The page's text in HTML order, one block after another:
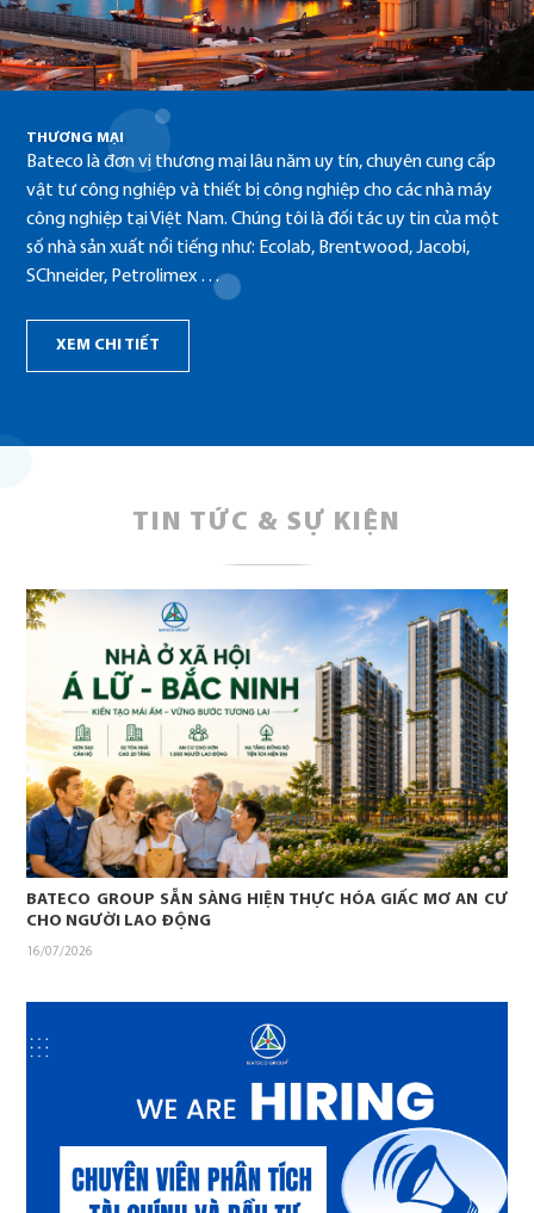
THƯƠNG MẠI
Bateco là đơn vị thương mại lâu năm uy tín, chuyên cung cấp
vật tư công nghiệp và thiết bị công nghiệp cho các nhà máy
công nghiệp tại Việt Nam. Chúng tôi là đối tác uy tin của một
số nhà sản xuất nổi tiếng như: Ecolab, Brentwood, Jacobi,
SChneider, Petrolimex …
XEM CHI TIẾT
TIN TỨC & SỰ KIỆN
BATECO GROUP SẴN SÀNG HIỆN THỰC HÓA GIẤC MƠ AN CƯ
CHO NGƯỜI LAO ĐỘNG
16/07/2026